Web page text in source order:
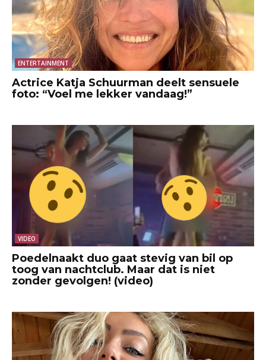
ENTERTAINMENT
Actrice Katja Schuurman deelt sensuele
foto: “Voel me lekker vandaag!”
VIDEO
Poedelnaakt duo gaat stevig van bil op
toog van nachtclub. Maar dat is niet
zonder gevolgen! (video)